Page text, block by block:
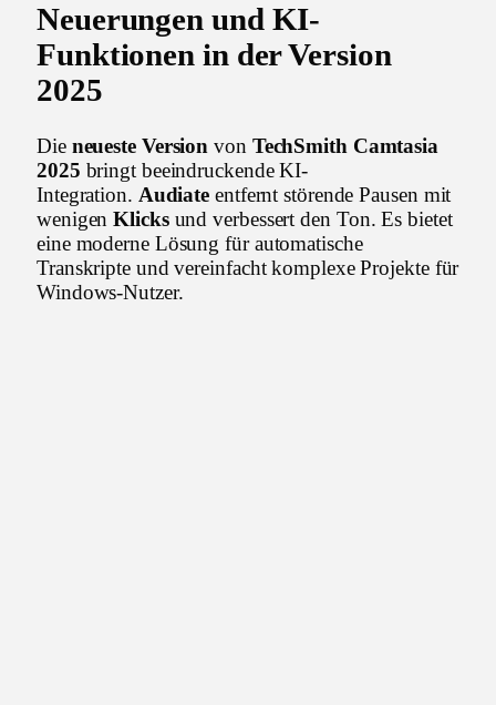
Neuerungen und KI-
Funktionen in der Version
2025
Die neueste Version von TechSmith Camtasia
2025 bringt beeindruckende KI-
Integration. Audiate entfernt störende Pausen mit
wenigenKlicksund verbessert den Ton. Es bietet
eine moderne Lösung für automatische
Transkripte und vereinfacht komplexe Projekte für
Windows-Nutzer.